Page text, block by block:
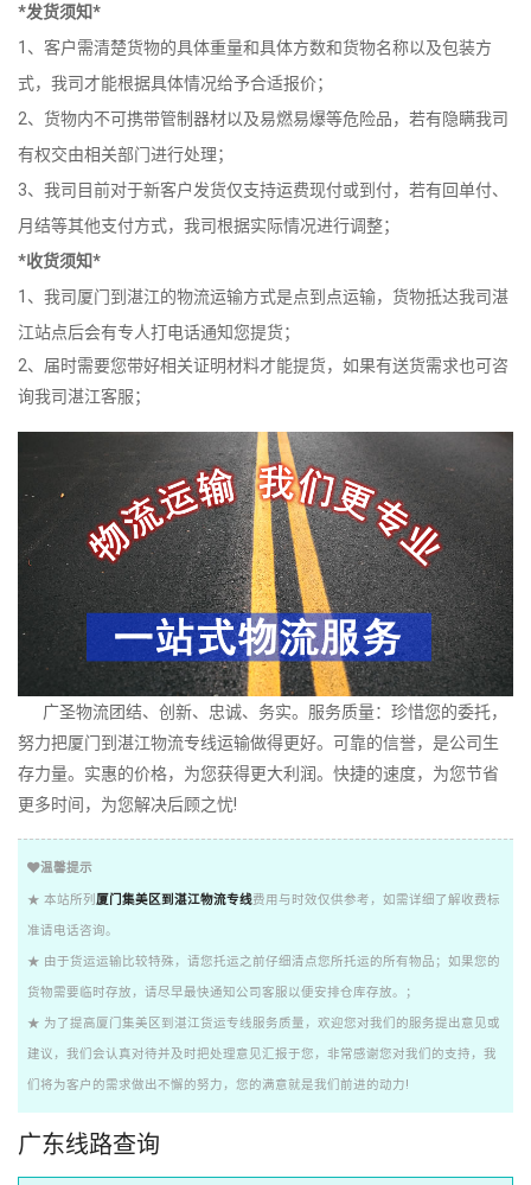
*发货须知*
1、客户需清楚货物的具体重量和具体方数和货物名称以及包装方
式，我司才能根据具体情况给予合适报价；
2、货物内不可携带管制器材以及易燃易爆等危险品，若有隐瞒我司
有权交由相关部门进行处理；
3、我司目前对于新客户发货仅支持运费现付或到付，若有回单付、
月结等其他支付方式，我司根据实际情况进行调整；
*收货须知*
1、我司厦门到湛江的物流运输方式是点到点运输，货物抵达我司湛
江站点后会有专人打电话通知您提货；
2、届时需要您带好相关证明材料才能提货，如果有送货需求也可咨
询我司湛江客服；
广圣物流团结、创新、忠诚、务实。服务质量：珍惜您的委托，
努力把厦门到湛江物流专线运输做得更好。可靠的信誉，是公司生
存力量。实惠的价格，为您获得更大利润。快捷的速度，为您节省
更多时间，为您解决后顾之忧!
温馨提示
★ 本站所列 厦门集美区到湛江物流专线费用与时效仅供参考，如需详细了解收费标
准请电话咨询。
★ 由于货运运输比较特殊，请您托运之前仔细清点您所托运的所有物品；如果您的
货物需要临时存放，请尽早最快通知公司客服以便安排仓库存放。；
★ 为了提高厦门集美区到湛江货运专线服务质量，欢迎您对我们的服务提出意见或
建议，我们会认真对待并及时把处理意见汇报于您，非常感谢您对我们的支持，我
们将为客户的需求做出不懈的努力，您的满意就是我们前进的动力!
广东线路查询